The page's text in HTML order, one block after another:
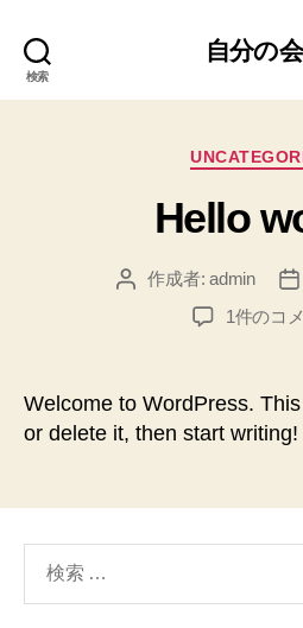
検索
自分の
カ
ゴ
リ
Hello
投
作成者:admin
投
稿
Hello
1件のコ
Welcome to WordPress.
or delete it, then start writing!